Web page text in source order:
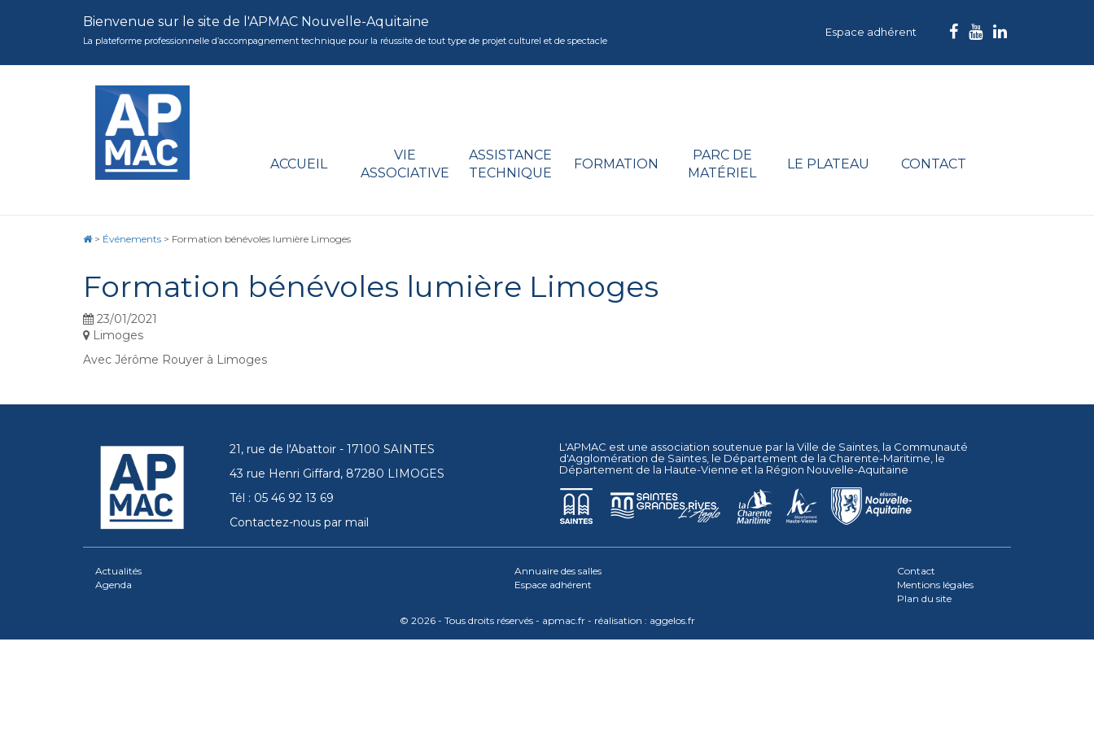
Bienvenue sur le site de l'APMAC Nouvelle-Aquitaine
La plateforme professionnelle d’accompagnement technique pour la réussite de tout type de projet culturel et de spectacle
Espace adhérent
ACCUEIL
VIE
ASSOCIATIVE
ASSISTANCE
TECHNIQUE
FORMATION
PARC DE
MATÉRIEL
LE PLATEAU CONTACT
> Événements > Formation bénévoles lumière Limoges
Formation bénévoles lumière Limoges
23/01/2021
Limoges
Avec Jérôme Rouyer à Limoges
21, rue de l'Abattoir - 17100 SAINTES
43 rue Henri Giffard, 87280 LIMOGES
Tél : 05 46 92 13 69
Contactez-nous par mail
L'APMAC est une association soutenue par la Ville de Saintes , la Communauté
d'Agglomération de Saintes , le Département de la Charente-Maritime , le
Département de la Haute-Vienne et la Région Nouvelle-Aquitaine
Actualités
Agenda
Annuaire des salles
Espace adhérent
Contact
Mentions légales
Plan du site
© 2026 - Tous droits réservés - apmac.fr - réalisation : aggelos.fr